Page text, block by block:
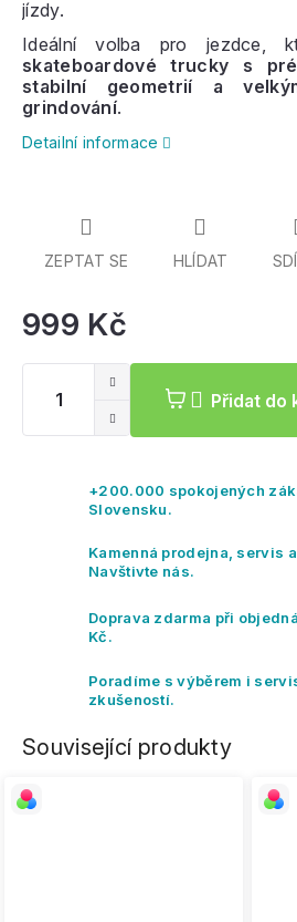
999 Kč
Přidat do
jízdy.
Ideální volba pro jezdce,
skateboardové trucky s
stabilní geometrií a
grindování.
Detailní informace
ZEPTAT SE HLÍDAT
+200.000 spokojených
Slovensku.
Kamenná prodejna, servis
Navštivte nás.
Doprava zdarma při
Kč.
Poradíme s výběrem i
zkušeností.
Související produkty